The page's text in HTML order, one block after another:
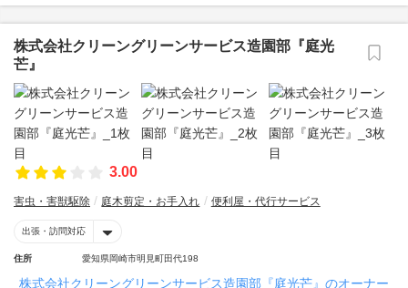
株式会社クリーングリーンサービス造園部『庭光
芒』
3.00
害虫・害獣駆除 庭木剪定・お手入れ 便利屋・代行サービス
出張・訪問対応
住所 愛知県岡崎市明見町田代198
株式会社クリーングリーンサービス造園部『庭光芒』のオーナー